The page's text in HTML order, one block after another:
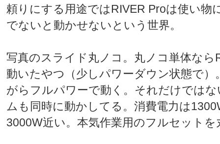
頼りにする用途ではRIVER Proは使い物
でないと動かせないという世界。
写真のスライド丸ノコ。丸ノコ単体なら
動いたやつ（少しパワーダウン状態で）
がらフルパワーで動く。それだけでは
ムも同時に動かしてる。消費電力は
3000W近い。本気作業用のフルセット